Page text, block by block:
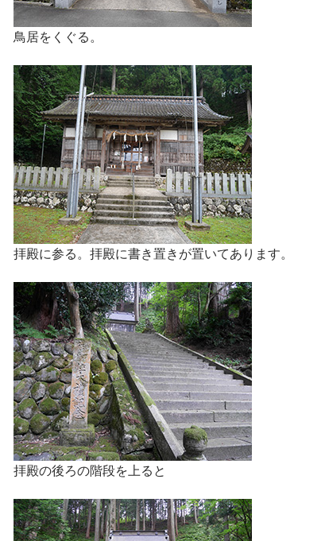
鳥居をくぐる。
拝殿に参る。拝殿に書き置きが置いてあります。
拝殿の後ろの階段を上ると